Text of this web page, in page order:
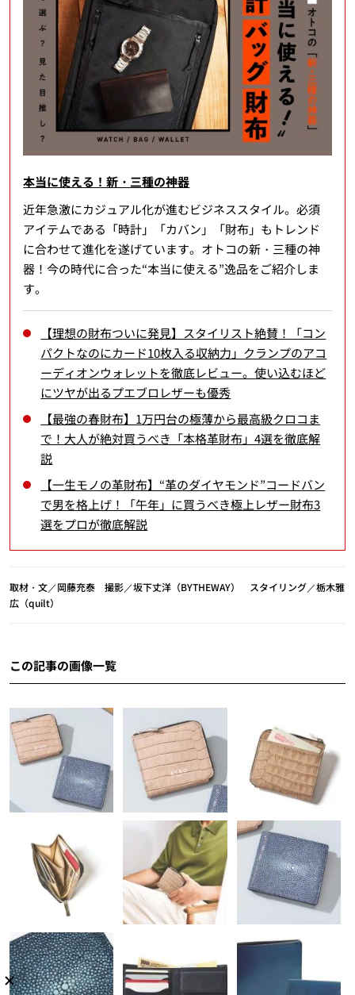
本当に使える！新・三種の神器
近年急激にカジュアル化が進むビジネススタイル。必須
アイテムである「時計」「カバン」「財布」もトレンド
に合わせて進化を遂げています。オトコの新・三種の神
器！今の時代に合った“本当に使える”逸品をご紹介しま
す。
【理想の財布ついに発見】スタイリスト絶賛！「コン
パクトなのにカード10枚入る収納力」クランプのアコ
ーディオンウォレットを徹底レビュー。使い込むほど
にツヤが出るプエブロレザーも優秀
【最強の春財布】1万円台の極薄から最高級クロコま
で！大人が絶対買うべき「本格革財布」4選を徹底解
説
【一生モノの革財布】“革のダイヤモンド”コードバン
で男を格上げ！「午年」に買うべき極上レザー財布3
選をプロが徹底解説
取材・文／岡藤充泰 撮影／坂下丈洋（BYTHEWAY） スタイリング／栃木雅
広（quilt）
この記事の画像一覧